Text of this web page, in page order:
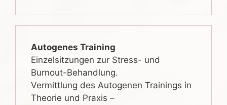
Autogenes Training
Einzelsitzungen zur Stress- und
Burnout-Behandlung.
Vermittlung des Autogenen Trainings in
Theorie und Praxis –